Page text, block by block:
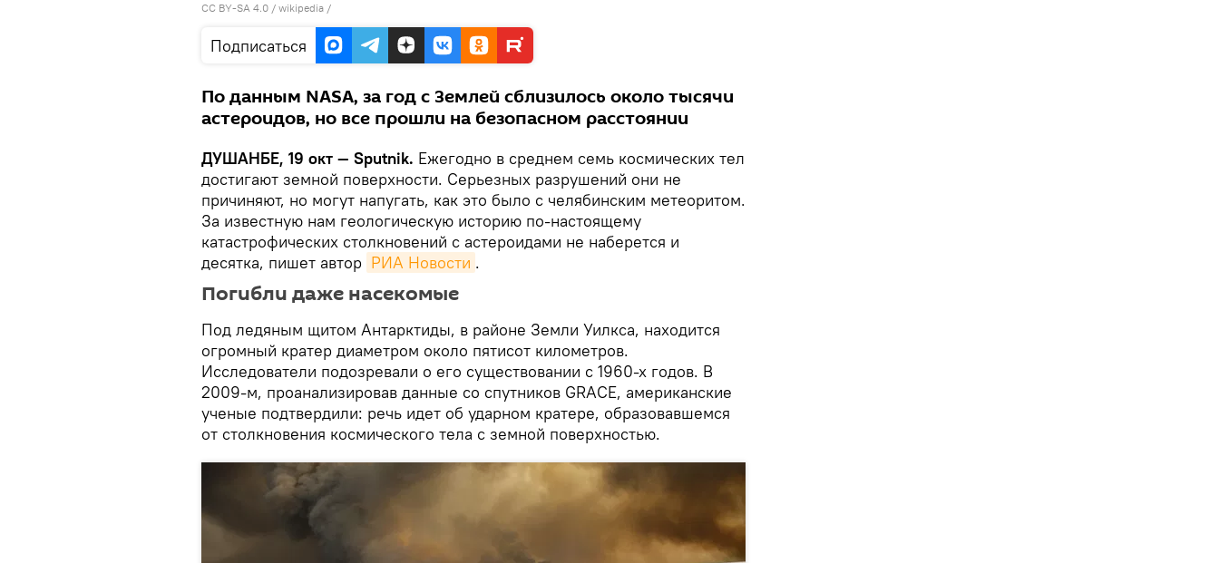
CC BY-SA 4.0 / wikipedia /
Подписаться
По данным NASA, за год с Землей сблизилось около тысячи
астероидов, но все прошли на безопасном расстоянии
ДУШАНБЕ, 19 окт — Sputnik. Ежегодно в среднем семь космических тел
достигают земной поверхности. Серьезных разрушений они не
причиняют, но могут напугать, как это было с челябинским метеоритом.
За известную нам геологическую историю по-настоящему
катастрофических столкновений с астероидами не наберется и
десятка, пишет автор РИА Новости .
Погибли даже насекомые
Под ледяным щитом Антарктиды, в районе Земли Уилкса, находится
огромный кратер диаметром около пятисот километров.
Исследователи подозревали о его существовании с 1960-х годов. В
2009-м, проанализировав данные со спутников GRACE, американские
ученые подтвердили: речь идет об ударном кратере, образовавшемся
от столкновения космического тела с земной поверхностью.